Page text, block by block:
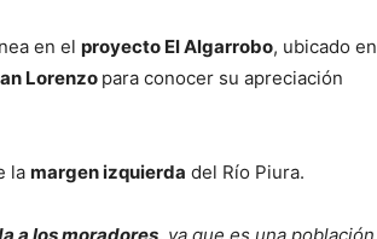
en el proyecto El Algarrobo, ubicado en
Lorenzo para conocer su apreciación
la margen izquierda del Río Piura.